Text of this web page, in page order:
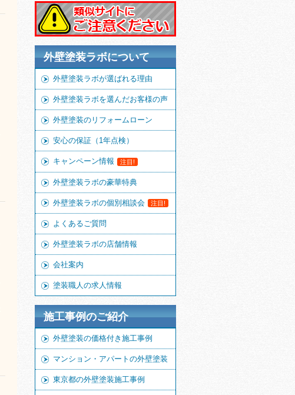
外壁塗装ラボについて
外壁塗装ラボが選ばれる理由
外壁塗装ラボを選んだお客様の声
外壁塗装のリフォームローン
安心の保証（1年点検）
キャンペーン情報 注目!
外壁塗装ラボの豪華特典
外壁塗装ラボの個別相談会 注目!
よくあるご質問
外壁塗装ラボの店舗情報
会社案内
塗装職人の求人情報
施工事例のご紹介
外壁塗装の価格付き施工事例
マンション・アパートの外壁塗装
東京都の外壁塗装施工事例